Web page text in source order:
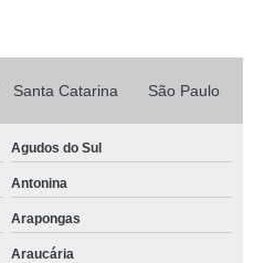
Santa Catarina São Paulo
Agudos do Sul
Antonina
Arapongas
Araucária